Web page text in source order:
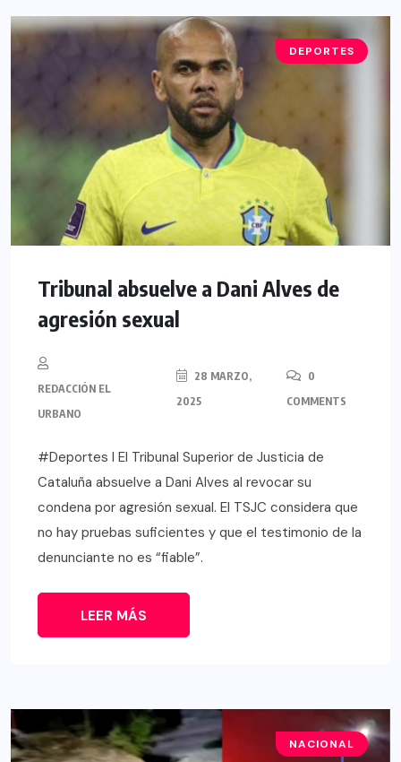
DEPORTES
Tribunal absuelve a Dani Alves de
agresión sexual
REDACCIÓN EL
URBANO
28 MARZO,
2025
0
COMMENTS
#Deportes l El Tribunal Superior de Justicia de
Cataluña absuelve a Dani Alves al revocar su
condena por agresión sexual. El TSJC considera que
no hay pruebas suficientes y que el testimonio de la
denunciante no es “fiable”.
LEER MÁS
NACIONAL